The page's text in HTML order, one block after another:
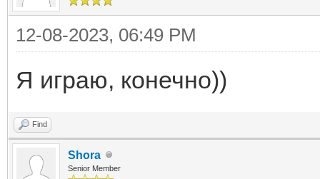
12-08-2023, 06:49 PM
Я играю, конечно))
Find
Shora
Senior Member